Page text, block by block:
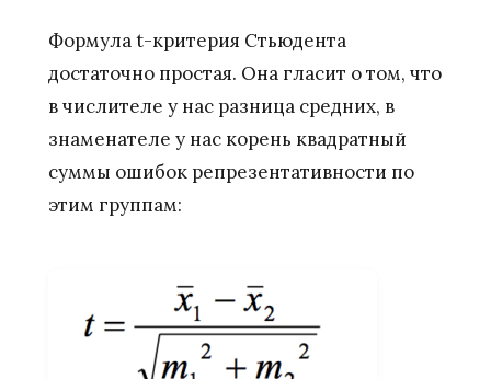
Формула t-критерия Стьюдента
достаточно простая. Она гласит о том, что
в числителе у нас разница средних, в
знаменателе у нас корень квадратный
суммы ошибок репрезентативности по
этим группам: